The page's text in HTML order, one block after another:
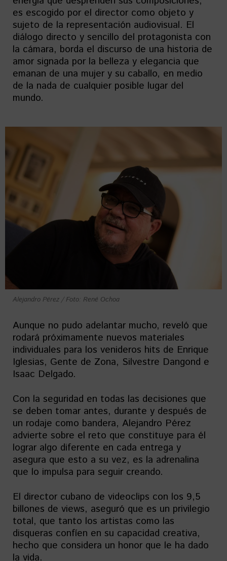
es escogido por el director como objeto y
sujeto de la representación audiovisual. El
diálogo directo y sencillo del protagonista con
la cámara, borda el discurso de una historia de
amor signada por la belleza y elegancia que
emanan de una mujer y su caballo, en medio
de la nada de cualquier posible lugar del
mundo.
Alejandro Pérez / Foto: René Ochoa
Aunque no pudo adelantar mucho, reveló que
rodará próximamente nuevos materiales
individuales para los venideros hits de Enrique
Iglesias, Gente de Zona, Silvestre Dangond e
Isaac Delgado.
Con la seguridad en todas las decisiones que
se deben tomar antes, durante y después de
un rodaje como bandera, Alejandro Pérez
advierte sobre el reto que constituye para él
lograr algo diferente en cada entrega y
asegura que esto a su vez, es la adrenalina
que lo impulsa para seguir creando.
El director cubano de videoclips con los 9,5
billones de views, aseguró que es un privilegio
total, que tanto los artistas como las
disqueras confíen en su capacidad creativa,
hecho que considera un honor que le ha dado
la vida.